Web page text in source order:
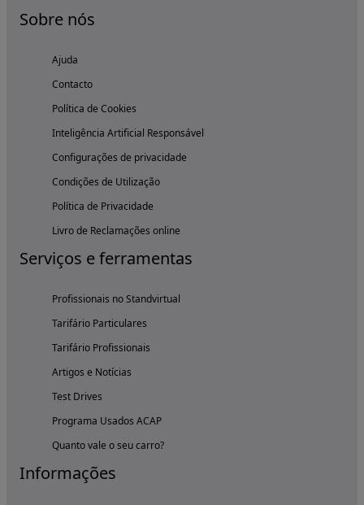
Sobre nós
Ajuda
Contacto
Política de Cookies
Inteligência Artificial Responsável
Configurações de privacidade
Condições de Utilização
Política de Privacidade
Livro de Reclamações online
Serviços e ferramentas
Profissionais no Standvirtual
Tarifário Particulares
Tarifário Profissionais
Artigos e Notícias
Test Drives
Programa Usados ACAP
Quanto vale o seu carro?
Informações